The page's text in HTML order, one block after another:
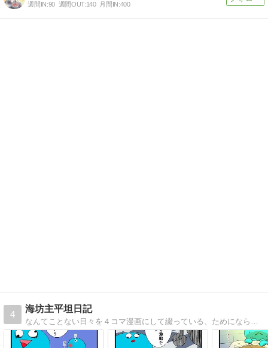
週間IN:90 週間OUT:140 月間IN:400
4
海坊主平坦日記
なんてことない日々を４コマ漫画にして綴っている、ためにならないブログです。